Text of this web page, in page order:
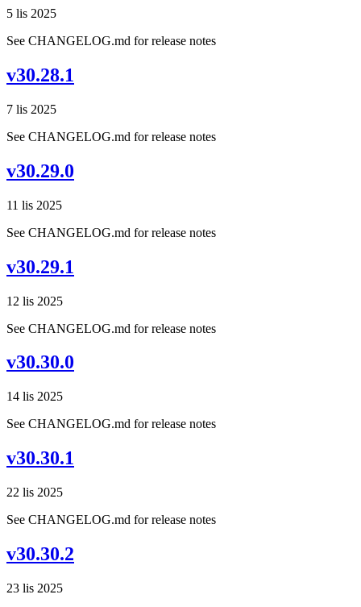
5 lis 2025
See CHANGELOG.md for release notes
v30.28.1
7 lis 2025
See CHANGELOG.md for release notes
v30.29.0
11 lis 2025
See CHANGELOG.md for release notes
v30.29.1
12 lis 2025
See CHANGELOG.md for release notes
v30.30.0
14 lis 2025
See CHANGELOG.md for release notes
v30.30.1
22 lis 2025
See CHANGELOG.md for release notes
v30.30.2
23 lis 2025